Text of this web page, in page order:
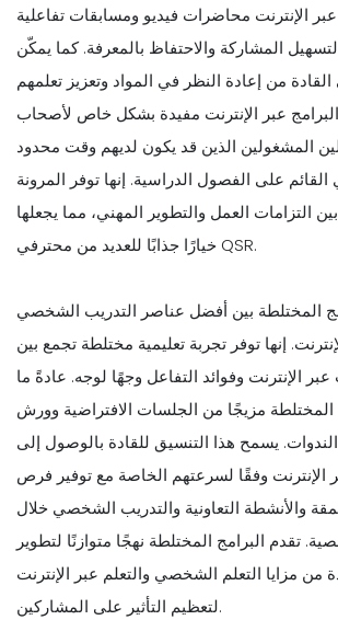
الإنترنت محاضرات فيديو ومسابقات تفاعلية
المشاركة والاحتفاظ بالمعرفة. كما يمكّن
من إعادة النظر في المواد وتعزيز تعلمهم
عبر الإنترنت مفيدة بشكل خاص لأصحاب
المشغولين الذين قد يكون لديهم وقت محدود
القائم على الفصول الدراسية. إنها توفر المرونة
التزامات العمل والتطوير المهني، مما يجعلها
خيارًا جذابًا للعديد من محترفي QSR.
المختلطة بين أفضل عناصر التدريب الشخصي
إنها توفر تجربة تعليمية مختلطة تجمع بين
الإنترنت وفوائد التفاعل وجهًا لوجه. عادةً ما
المختلطة مزيجًا من الجلسات الافتراضية وورش
يسمح هذا التنسيق للقادة بالوصول إلى
الإنترنت وفقًا لسرعتهم الخاصة مع توفير فرص
والأنشطة التعاونية والتدريب الشخصي خلال
تقدم البرامج المختلطة نهجًا متوازنًا لتطوير
من مزايا التعلم الشخصي والتعلم عبر الإنترنت
لتعظيم التأثير على المشاركين.